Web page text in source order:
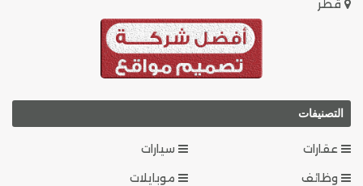
قطر
التصنيفات
عقارات
سيارات
وظائف
موبايلات